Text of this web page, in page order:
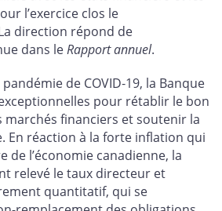
l’exercice clos le
direction répond de
dans leRapport annuel.
de COVID‑19, la Banque
pour rétablir le bon
financiers et soutenir la
En réaction à la forte inflation qui
de l’économie canadienne, la
relevé le taux directeur et
quantitatif, qui se